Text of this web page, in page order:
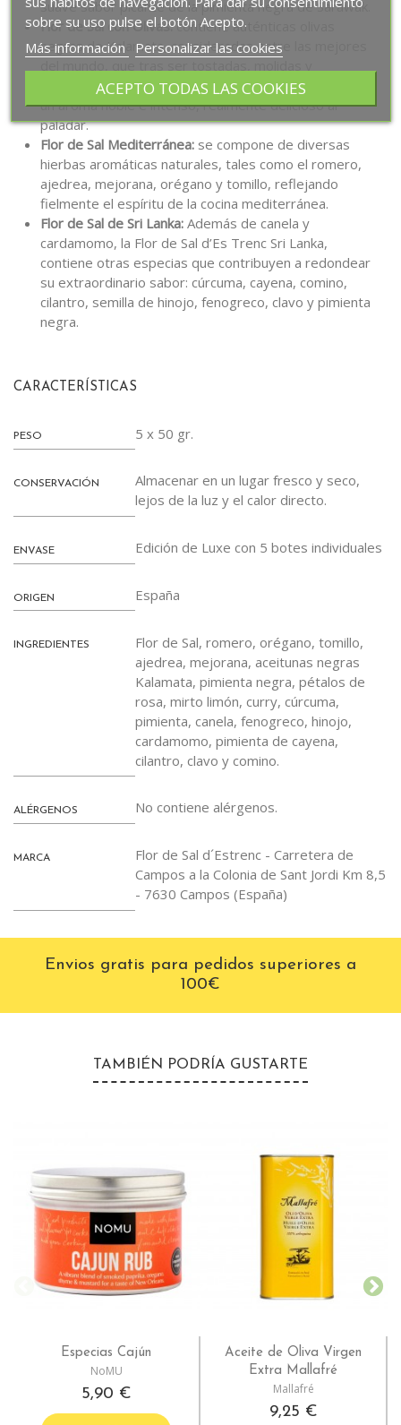
suave sabor picante de la pimienta negra de Sarawak.
Flor de Sal con Olivas:contiene auténticas olivas
negras de Kalamata, consideradas entre las mejores
entremezcladas con la Flor de Sal, consiguen aportar
un aroma noble e intenso, realmente delicioso al
paladar.
Flor de Sal Mediterránea: se compone de diversas
hierbas aromáticas naturales, tales como el romero,
ajedrea, mejorana, orégano y tomillo, reflejando
fielmente el espíritu de la cocina mediterránea.
Flor de Sal de Sri Lanka: Además de canela y
cardamomo, la Flor de Sal d’Es Trenc Sri Lanka,
contiene otras especias que contribuyen a redondear
su extraordinario sabor: cúrcuma, cayena, comino,
cilantro, semilla de hinojo, fenogreco, clavo y pimienta
negra.
CARACTERÍSTICAS
PESO 5 x 50 gr.
CONSERVACIÓN
Almacenar en un lugar fresco y seco,
lejos de la luz y el calor directo.
ENVASE Edición de Luxe con 5 botes individuales
ORIGEN España
INGREDIENTES
Flor de Sal, romero, orégano, tomillo,
ajedrea, mejorana, aceitunas negras
Kalamata, pimienta negra, pétalos de
rosa, mirto limón, curry, cúrcuma,
pimienta, canela, fenogreco, hinojo,
cardamomo, pimienta de cayena,
cilantro, clavo y comino.
ALÉRGENOS No contiene alérgenos.
MARCA
Flor de Sal d´Estrenc - Carretera de
Campos a la Colonia de Sant Jordi Km 8,5
- 7630 Campos (España)
Envios gratis para pedidos superiores a
100€
TAMBIÉN PODRÍA GUSTARTE
Especias Cajún
NoMU
5,90 €
Aceite de Oliva Virgen
Extra Mallafré
Mallafré
9,25 €
sobre su uso pulse el botón Acepto.
Más información
Personalizar las cookies
ACEPTO TODAS LAS COOKIES